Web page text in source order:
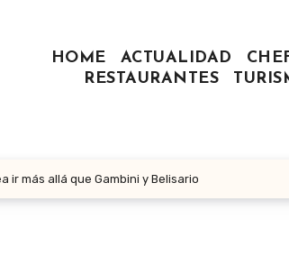
HOME ACTUALIDAD
RESTAURANTES
ir más allá que Gambini y Belisario